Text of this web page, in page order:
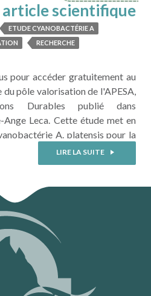
article scientifique
ETUDE CYANOBACTÉRIE A
RECHERCHE
pour accéder gratuitement au
pôle valorisation de l'APESA,
Durables publié dans
Leca. Cette étude met en
A. platensis pour la
résiduels présents dans le
tout en utilisant de l’eau de
LA SUITE
LIRE LA SUITE